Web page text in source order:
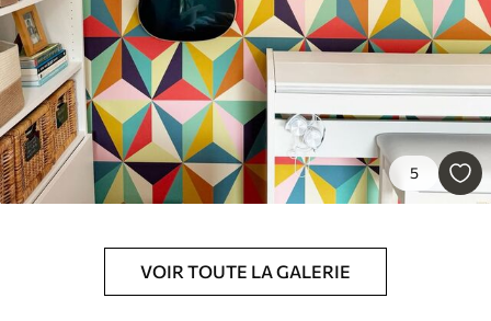
Standard
8.08 $ 4.85/sq ft
Premium
9.73$5.84/sq ft
Vinyle Premium
Peel and Stick
5
VOIR TOUTE LA GALERIE